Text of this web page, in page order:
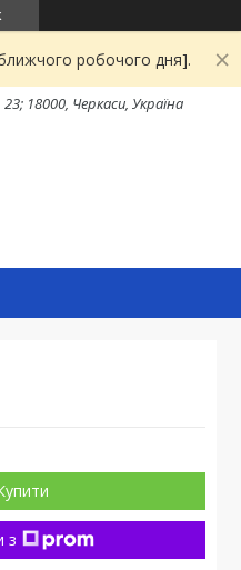
робочого дня].
18000, Черкаси, Україна
з